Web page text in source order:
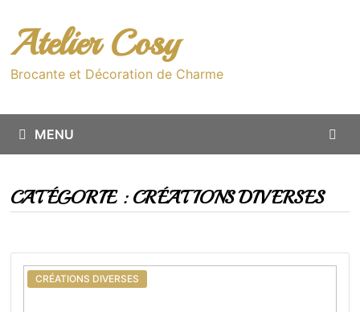
contenu
Atelier Cosy
Brocante et Décoration de Charme
MENU
CATÉGORIE : CRÉATIONS DIVERSES
CRÉATIONS DIVERSES